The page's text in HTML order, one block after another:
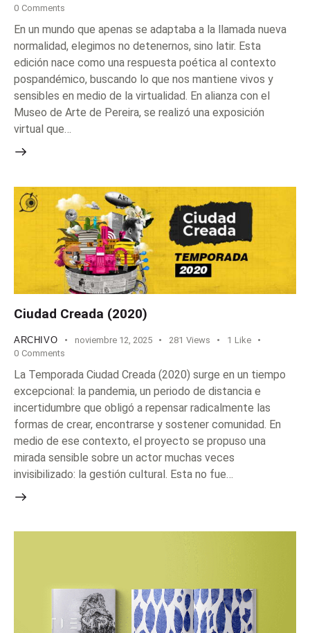
0 Comments
En un mundo que apenas se adaptaba a la llamada nueva
normalidad, elegimos no detenernos, sino latir. Esta
edición nace como una respuesta poética al contexto
pospandémico, buscando lo que nos mantiene vivos y
sensibles en medio de la virtualidad. En alianza con el
Museo de Arte de Pereira, se realizó una exposición
virtual que…
Ciudad Creada (2020)
ARCHIVO noviembre 12, 2025 281 Views 1 Like
0 Comments
La Temporada Ciudad Creada (2020) surge en un tiempo
excepcional: la pandemia, un periodo de distancia e
incertidumbre que obligó a repensar radicalmente las
formas de crear, encontrarse y sostener comunidad. En
medio de ese contexto, el proyecto se propuso una
mirada sensible sobre un actor muchas veces
invisibilizado: la gestión cultural. Esta no fue…